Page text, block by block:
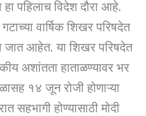
हा पहिलाच विदेश दौरा आहे.
वार्षिक शिखर परिषदेत
जात आहेत. या शिखर परिषदेत
अशांतता हाताळण्यावर भर
१४ जून रोजी होणाऱ्या
सहभागी होण्यासाठी मोदी